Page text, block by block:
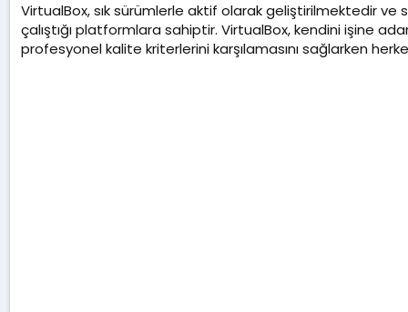
VirtualBox, sık sürümlerle aktif olarak geliştirilmektedir
çalıştığı platformlara sahiptir. VirtualBox, kendini işine
profesyonel kalite kriterlerini karşılamasını sağlarken